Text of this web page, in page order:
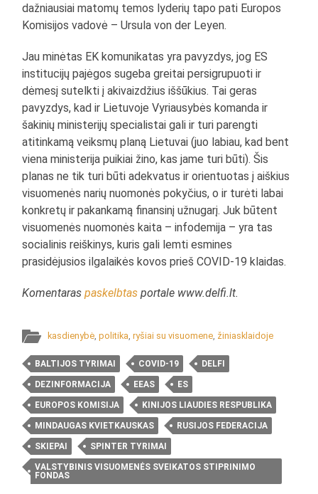
dažniausiai matomų temos lyderių tapo pati Europos
Komisijos vadovė – Ursula von der Leyen.
Jau minėtas EK komunikatas yra pavyzdys, jog ES
institucijų pajėgos sugeba greitai persigrupuoti ir
dėmesį sutelkti į akivaizdžius iššūkius. Tai geras
pavyzdys, kad ir Lietuvoje Vyriausybės komanda ir
šakinių ministerijų specialistai gali ir turi parengti
atitinkamą veiksmų planą Lietuvai (juo labiau, kad bent
viena ministerija puikiai žino, kas jame turi būti). Šis
planas ne tik turi būti adekvatus ir orientuotas į aiškius
visuomenės narių nuomonės pokyčius, o ir turėti labai
konkretų ir pakankamą finansinį užnugarį. Juk būtent
visuomenės nuomonės kaita – infodemija – yra tas
socialinis reiškinys, kuris gali lemti esmines
prasidėjusios ilgalaikės kovos prieš COVID-19 klaidas.
Komentaraspaskelbtas portale www.delfi.lt.
kasdienybė ,politika ,ryšiai su visuomene žiniasklaidoje
BALTIJOS TYRIMAI COVID-19 DELFI
DEZINFORMACIJA EEAS ES
EUROPOS KOMISIJA KINIJOS LIAUDIES RESPUBLIKA
MINDAUGAS KVIETKAUSKAS RUSIJOS FEDERACIJA
SKIEPAI SPINTER TYRIMAI
VALSTYBINIS VISUOMENĖS SVEIKATOS STIPRINIMO
FONDAS